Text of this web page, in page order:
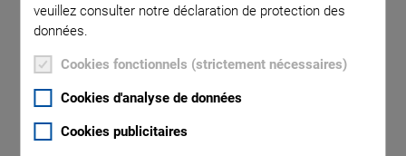
veuillez consulter notre déclaration de protection des
données.
Cookies fonctionnels (strictement nécessaires)
Cookies d'analyse de données
Cookies publicitaires
Catégories
Application Astronomy Company